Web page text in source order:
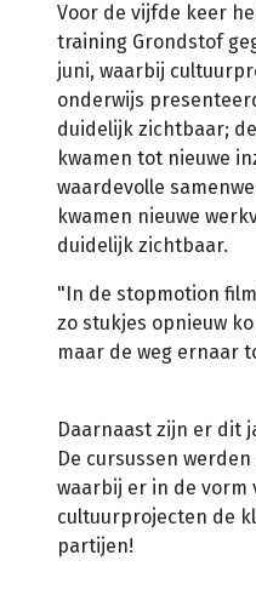
Voor de vijfde keer
training Grondstof
juni, waarbij
onderwijs
duidelijk zichtbaar;
kwamen tot nieuwe
waardevolle
kwamen nieuwe
duidelijk zichtbaar.
"In de stopmotion
zo stukjes opnieuw
maar de weg ernaar
Daarnaast zijn er dit
De cursussen
waarbij er in de vorm
cultuurprojecten de
partijen!